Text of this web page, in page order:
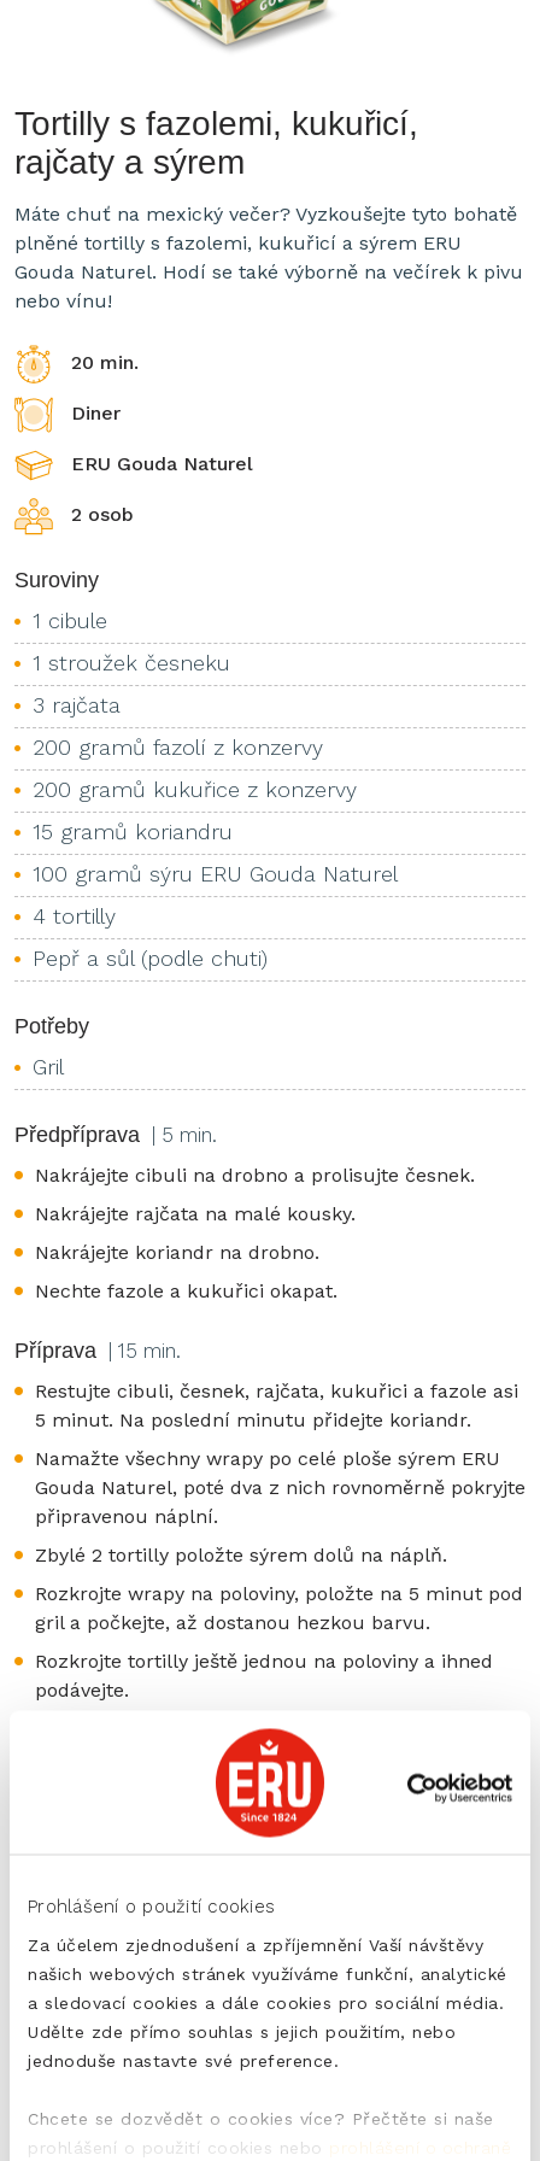
Prohlášení o použití cookies
Za účelem zjednodušení a zpříjemnění Vaší návštěvy
našich webových stránek využíváme funkční, analytické
a sledovací cookies a dále cookies pro sociální média.
Udělte zde přímo souhlas s jejich použitím, nebo
jednoduše nastavte své preference.
Chcete se dozvědět o cookies více? Přečtěte si naše
prohlášení o použití cookies nebo prohlášení o ochraně
Tortilly s fazolemi, kukuřicí,
rajčaty a sýrem
Máte chuť na mexický večer? Vyzkoušejte tyto bohatě
plněné tortilly s fazolemi, kukuřicí a sýrem ERU
Gouda Naturel. Hodí se také výborně na večírek k pivu
nebo vínu!
20 min.
Diner
ERU Gouda Naturel
2 osob
Suroviny
1 cibule
1 stroužek česneku
3 rajčata
200 gramů fazolí z konzervy
200 gramů kukuřice z konzervy
15 gramů koriandru
100 gramů sýru ERU Gouda Naturel
4 tortilly
Pepř a sůl (podle chuti)
Potřeby
Gril
Předpříprava | 5 min.
Nakrájejte cibuli na drobno a prolisujte česnek.
Nakrájejte rajčata na malé kousky.
Nakrájejte koriandr na drobno.
Nechte fazole a kukuřici okapat.
Příprava | 15 min.
Restujte cibuli, česnek, rajčata, kukuřici a fazole asi
5 minut. Na poslední minutu přidejte koriandr.
Namažte všechny wrapy po celé ploše sýrem ERU
Gouda Naturel, poté dva z nich rovnoměrně pokryjte
připravenou náplní.
Zbylé 2 tortilly položte sýrem dolů na náplň.
Rozkrojte wrapy na poloviny, položte na 5 minut pod
gril a počkejte, až dostanou hezkou barvu.
Rozkrojte tortilly ještě jednou na poloviny a ihned
podávejte.
SDÍLET
VYTISKNOUT